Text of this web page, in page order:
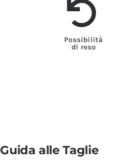
Possibilità
di reso
Guida alle Taglie